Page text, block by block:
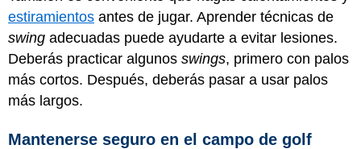
estiramientos antes de jugar. Aprender técnicas de
swing adecuadas puede ayudarte a evitar lesiones.
Deberás practicar algunos swings, primero con palos
más cortos. Después, deberás pasar a usar palos
más largos.
Mantenerse seguro en el campo de golf